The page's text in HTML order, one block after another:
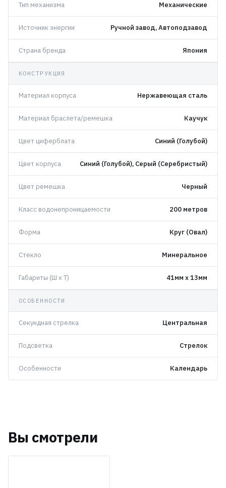
Тип механизма Механические
Источник энергии Ручной завод, Автоподзавод
Страна бренда Япония
КОНСТРУКЦИЯ
Материал корпуса Нержавеющая сталь
Материал браслета/ремешка Каучук
Цвет циферблата Синий (Голубой)
Цвет корпуса Синий (Голубой), Серый (Серебристый)
Цвет ремешка Черный
Класс водонепроницаемости 200 метров
Форма Круг (Овал)
Стекло Минеральное
Габариты (Ш x Т) 41мм x 13мм
ОСОБЕННОСТИ
Секундная стрелка Центральная
Подсветка Стрелок
Особенности Календарь
Вы смотрели